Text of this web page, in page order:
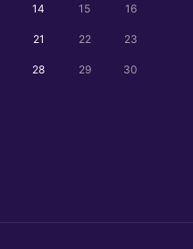
14 15 16
21 22 23
28 29 30